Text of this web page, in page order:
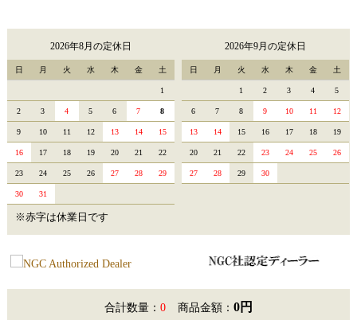
2026年8月の定休日
日 月 火 水 木 金 土
1
2 3 4 5 6 7 8
9 10 11 12 13 14 15
16 17 18 19 20 21 22
23 24 25 26 27 28 29
30 31
2026年9月の定休日
日 月 火 水 木 金 土
1 2 3 4 5
6 7 8 9 10 11 12
13 14 15 16 17 18 19
20 21 22 23 24 25 26
27 28 29 30
※赤字は休業日です
合計数量： 0 商品金額： 0円